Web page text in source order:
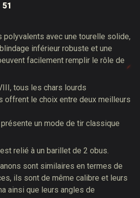
polyvalents avec une tourelle solide,
inférieur robuste et une
facilement remplir le rôle de
tous les chars lourds
offrent le choix entre deux meilleurs
un mode de tir classique
relié à un barillet de 2 obus.
sont similaires en termes de
ils sont de même calibre et leurs
ainsi que leurs angles de